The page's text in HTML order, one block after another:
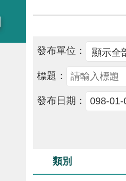
發布單位：
標題：
發布日期：
類別